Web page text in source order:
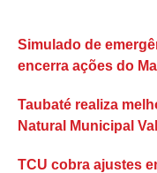
Simulado de
encerra ações do
Taubaté realiza
Natural Municipal
TCU cobra ajustes